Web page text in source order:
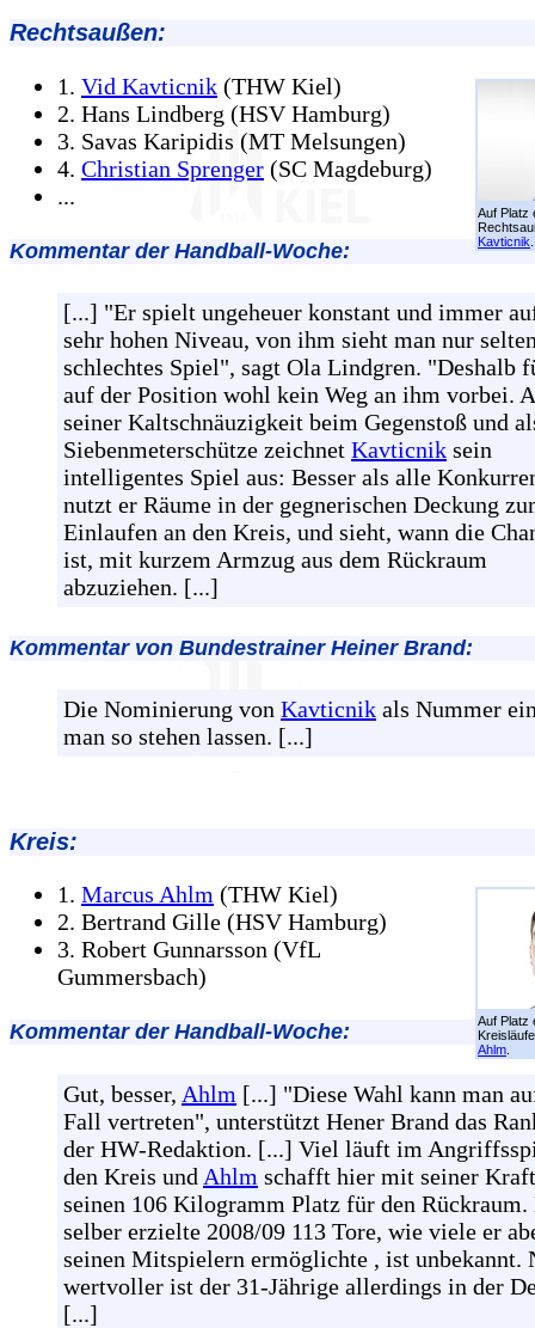
Rechtsaußen:
Auf Platz
Kavticnik
1. Vid Kavticnik (THW Kiel)
2. Hans Lindberg (HSV Hamburg)
3. Savas Karipidis (MT Melsungen)
4. Christian Sprenger (SC Magdeburg)
...
Kommentar der Handball-Woche:
[...] "Er spielt ungeheuer konstant und immer
sehr hohen Niveau, von ihm sieht man nur
schlechtes Spiel", sagt Ola Lindgren. "Deshalb
auf der Position wohl kein Weg an ihm vorbei.
seiner Kaltschnäuzigkeit beim Gegenstoß und
Siebenmeterschütze zeichnet Kavticnik sein
intelligentes Spiel aus: Besser als alle
nutzt er Räume in der gegnerischen Deckung
Einlaufen an den Kreis, und sieht, wann die
ist, mit kurzem Armzug aus dem Rückraum
abzuziehen. [...]
Kommentar von Bundestrainer Heiner Brand:
Die Nominierung von Kavticnik als Nummer
man so stehen lassen. [...]
Kreis:
Auf Platz
Ahlm.
1. Marcus Ahlm (THW Kiel)
2. Bertrand Gille (HSV Hamburg)
3. Robert Gunnarsson (VfL
Gummersbach)
Kommentar der Handball-Woche:
Gut, besser, Ahlm [...] "Diese Wahl kann man
Fall vertreten", unterstützt Hener Brand das
der HW-Redaktion. [...] Viel läuft im
den Kreis und Ahlm schafft hier mit seiner
seinen 106 Kilogramm Platz für den Rückraum.
selber erzielte 2008/09 113 Tore, wie viele er
seinen Mitspielern ermöglichte , ist unbekannt.
wertvoller ist der 31-Jährige allerdings in der
[...]